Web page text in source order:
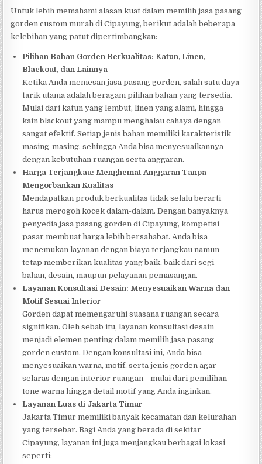
Untuk lebih memahami alasan kuat dalam memilih jasa pasang
gorden custom murah di Cipayung, berikut adalah beberapa
kelebihan yang patut dipertimbangkan:
Pilihan Bahan Gorden Berkualitas: Katun, Linen,
Blackout, dan Lainnya
Ketika Anda memesan jasa pasang gorden, salah satu daya
tarik utama adalah beragam pilihan bahan yang tersedia.
Mulai dari katun yang lembut, linen yang alami, hingga
kain blackout yang mampu menghalau cahaya dengan
sangat efektif. Setiap jenis bahan memiliki karakteristik
masing-masing, sehingga Anda bisa menyesuaikannya
dengan kebutuhan ruangan serta anggaran.
Harga Terjangkau: Menghemat Anggaran Tanpa
Mengorbankan Kualitas
Mendapatkan produk berkualitas tidak selalu berarti
harus merogoh kocek dalam-dalam. Dengan banyaknya
penyedia jasa pasang gorden di Cipayung, kompetisi
pasar membuat harga lebih bersahabat. Anda bisa
menemukan layanan dengan biaya terjangkau namun
tetap memberikan kualitas yang baik, baik dari segi
bahan, desain, maupun pelayanan pemasangan.
Layanan Konsultasi Desain: Menyesuaikan Warna dan
Motif Sesuai Interior
Gorden dapat memengaruhi suasana ruangan secara
signifikan. Oleh sebab itu, layanan konsultasi desain
menjadi elemen penting dalam memilih jasa pasang
gorden custom. Dengan konsultasi ini, Anda bisa
menyesuaikan warna, motif, serta jenis gorden agar
selaras dengan interior ruangan—mulai dari pemilihan
tone warna hingga detail motif yang Anda inginkan.
Layanan Luas di Jakarta Timur
Jakarta Timur memiliki banyak kecamatan dan kelurahan
yang tersebar. Bagi Anda yang berada di sekitar
Cipayung, layanan ini juga menjangkau berbagai lokasi
seperti: